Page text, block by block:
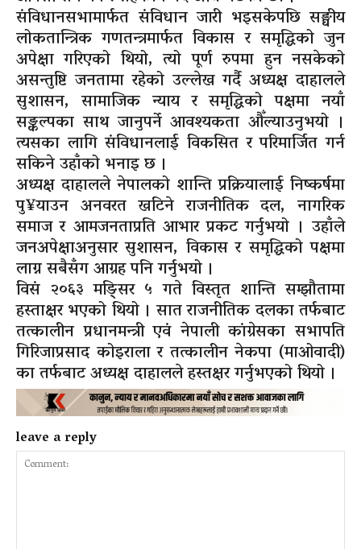
संविधानसभामार्फत संविधान जारी भइसकेपछि सङ्घीय
लोकतान्त्रिक गणतन्त्रमार्फत विकास र समृद्धिको जुन
अपेक्षा गरिएको थियो, त्यो पूर्ण रुपमा हुन नसकेको
असन्तुष्टि जनतामा रहेको उल्लेख गर्दै अध्यक्ष दाहालले
सुशासन, सामाजिक न्याय र समृद्धिको पक्षमा नयाँ
सङ्कल्पका साथ जानुपर्ने आवश्यकता औँल्याउनुभयो ।
त्यसका लागि संविधानलाई विकसित र परिमार्जित गर्न
सकिने उहाँको भनाइ छ ।
अध्यक्ष दाहालले नेपालको शान्ति प्रक्रियालाई निष्कर्षमा
पु¥याउन अनवरत खटिने राजनीतिक दल, नागरिक
समाज र आमजनताप्रति आभार प्रकट गर्नुभयो । उहाँले
जनअपेक्षाअनुसार सुशासन, विकास र समृद्धिको पक्षमा
लाग्न सबैसँग आग्रह पनि गर्नुभयो ।
विसं २०६३ मङ्सिर ५ गते विस्तृत शान्ति सम्झौतामा
हस्ताक्षर भएको थियो । सात राजनीतिक दलका तर्फबाट
तत्कालीन प्रधानमन्त्री एवं नेपाली कांग्रेसका सभापति
गिरिजाप्रसाद कोइराला र तत्कालीन नेकपा (माओवादी)
का तर्फबाट अध्यक्ष दाहालले हस्तक्षर गर्नुभएको थियो ।
leave a reply